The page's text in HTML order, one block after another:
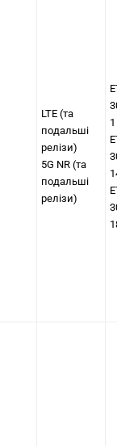
LTE (та
подальші
релізи)
5G NR (та
подальші
релізи)
1